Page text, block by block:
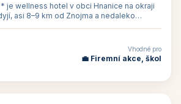
je wellness hotel v obci Hnanice na okraji
asi 8–9 km od Znojma a nedaleko
Vhodné pro
💼 Firemní akce, škol